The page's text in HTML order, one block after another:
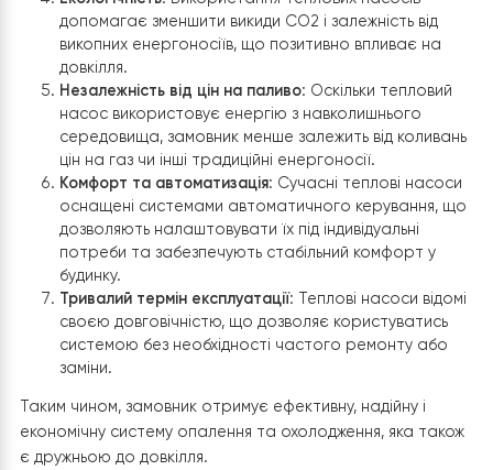
у складних кліматичних умовах.
Висновок: користь для клієнта
Встановлюючи тепловий насос, замовник отримує
переваг, що роблять цей варіант опалення
та ефективним:
Економія на енергоносіях
: Тепловий насос
використовує енергію з відновлюваних джерел,
таких як повітря, вода або ґрунт, що дозволяє
значно знизити витрати на опалення порівняно з
традиційними газовими або електричними
системами.
Енергоефективність
коефіцієнт перетворення енергії (COP), що
що вони можуть генерувати більше тепла, ніж
споживають електроенергії. Це робить їх одними